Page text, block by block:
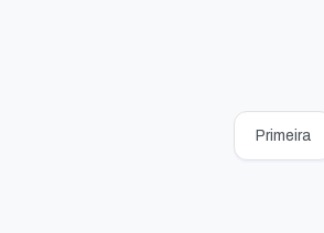
Primeira